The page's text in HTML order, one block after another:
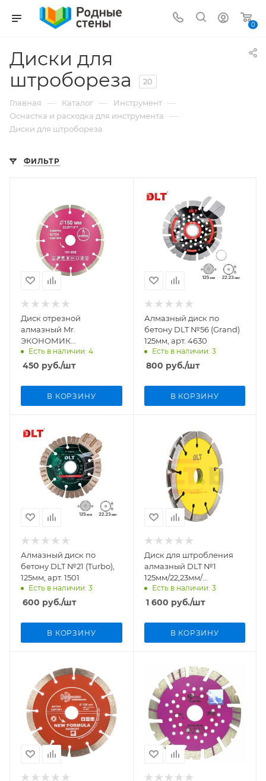
0
Диски для
штробореза
20
Главная — Каталог — Инструмент —
Оснастка и расходка для инструмента —
Диски для штробореза
ФИЛЬТР
Диск отрезной
алмазный Mr.
ЭКОНОМИК
150мм/22,23мм/1,8мм, 101-
008
Есть в наличии: 4
450 руб./шт
В КОРЗИНУ
Алмазный диск по
бетону DLT №56 (Grand)
125мм, арт. 4630
Есть в наличии: 3
800 руб./шт
В КОРЗИНУ
Алмазный диск по
бетону DLT №21 (Turbo),
125мм, арт. 1501
Есть в наличии: 3
600 руб./шт
В КОРЗИНУ
Диск для штробления
алмазный DLT №1
125мм/22,23мм/
сдвоенный, 1171
Есть в наличии: 3
1 600 руб./шт
В КОРЗИНУ